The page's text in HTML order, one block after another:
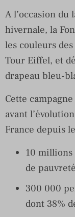
A l’occasion du
hivernale, la
les couleurs
Tour Eiffel, et
drapeau bleu-
Cette
avant
France depuis
10 millions
de
300 000
dont 38%